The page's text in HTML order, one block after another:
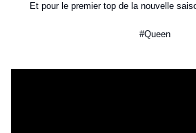
Et pour le premier top de la nouvelle
#Queen